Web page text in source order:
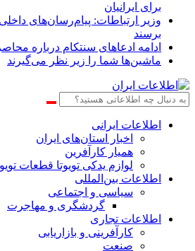
برای ایرانیان
وزیر ارتباطات: پیام‌رسان‌های
برسند
ادامه ادعاهای سنتکام درباره
ماشین‌ها شما را زیر نظر می‌گیرند
اطلاعات‌ ‎ایرانی
اخبار استان‌های ایران
همیار کارآفرین
لوازم یدکی تویوتا قطعات
اطلاعات بین‌المللی
سیاسی و اجتماعی
گردشگری و مهاجرت
اطلاعات تجاری
کارآفرینی و بازاریابی
صنعت